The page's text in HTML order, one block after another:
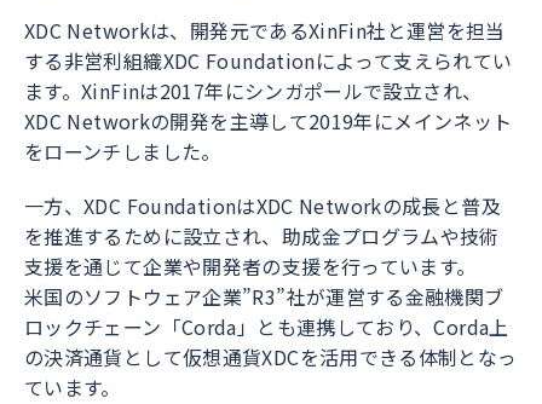
XDC Networkは、開発元であるXinFin社と運営を担当
する非営利組織XDC Foundationによって支えられてい
ます。XinFinは2017年にシンガポールで設立され、
XDC Networkの開発を主導して2019年にメインネット
をローンチしました。
一方、XDC FoundationはXDC Networkの成長と普及
を推進するために設立され、助成金プログラムや技術
支援を通じて企業や開発者の支援を行っています。
米国のソフトウェア企業”R3”社が運営する金融機関ブ
ロックチェーン「Corda」とも連携しており、Corda上
の決済通貨として仮想通貨XDCを活用できる体制となっ
ています。